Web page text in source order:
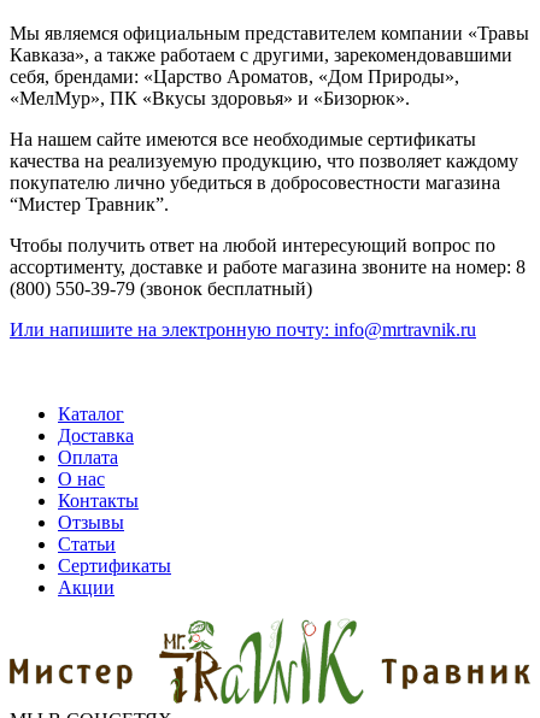
Мы являемся официальным представителем компании «Травы
Кавказа», а также работаем с другими, зарекомендовавшими
себя, брендами: «Царство Ароматов, «Дом Природы»,
«МелМур», ПК «Вкусы здоровья» и «Бизорюк».
На нашем сайте имеются все необходимые сертификаты
качества на реализуемую продукцию, что позволяет каждому
покупателю лично убедиться в добросовестности магазина
“Мистер Травник”.
Чтобы получить ответ на любой интересующий вопрос по
ассортименту, доставке и работе магазина звоните на номер: 8
(800) 550-39-79 (звонок бесплатный)
Или напишите на электронную почту: info@mrtravnik.ru
Каталог
Доставка
Оплата
О нас
Контакты
Отзывы
Статьи
Сертификаты
Акции